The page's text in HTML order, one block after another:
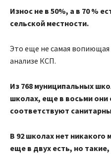
Износ не в 50%, а в 70 %
сельской местности.
Это еще не самая вопиющая
анализе КСП.
Из 768 муниципальных
школах, еще в восьми они
соответствуют
В 92 школах нет никакого
еще в двух есть, но